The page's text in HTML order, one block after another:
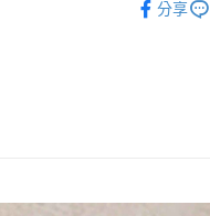
分享